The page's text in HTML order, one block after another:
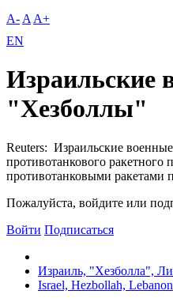
A- A A+
EN
Израильские
"Хезболлы"
Reuters: Израильские
противотанкового
противотанковыми ракетами
Пожалуйста, войдите или
Войти Подписаться
Израиль, "Хезболла",
Israel, Hezbollah, Lebanon